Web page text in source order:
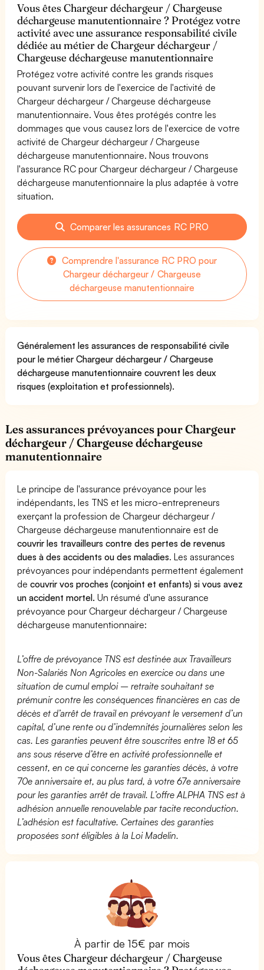
Vous êtes Chargeur déchargeur / Chargeuse
déchargeuse manutentionnaire ? Protégez votre
activité avec une assurance responsabilité civile
dédiée au métier de Chargeur déchargeur /
Chargeuse déchargeuse manutentionnaire
Protégez votre activité contre les grands risques
pouvant survenir lors de l'exercice de l'activité de
Chargeur déchargeur / Chargeuse déchargeuse
manutentionnaire. Vous êtes protégés contre les
dommages que vous causez lors de l'exercice de votre
activité de Chargeur déchargeur / Chargeuse
déchargeuse manutentionnaire. Nous trouvons
l'assurance RC pour Chargeur déchargeur / Chargeuse
déchargeuse manutentionnaire la plus adaptée à votre
situation.
Comparer les assurances RC PRO
Comprendre l'assurance RC PRO pour
Chargeur déchargeur / Chargeuse
déchargeuse manutentionnaire
Généralement les assurances de responsabilité civile
pour le métier Chargeur déchargeur / Chargeuse
déchargeuse manutentionnaire couvrent les deux
risques (exploitation et professionnels).
Les assurances prévoyances pour Chargeur
déchargeur / Chargeuse déchargeuse
manutentionnaire
Le principe de l'assurance prévoyance pour les
indépendants, les TNS et les micro-entrepreneurs
exerçant la profession de Chargeur déchargeur /
Chargeuse déchargeuse manutentionnaire est de
couvrir les travailleurs contre des pertes de revenus
dues à des accidents ou des maladies. Les assurances
prévoyances pour indépendants permettent également
decouvrir vos proches (conjoint et enfants) si vous avez
un accident mortel. Un résumé d'une assurance
prévoyance pour Chargeur déchargeur / Chargeuse
déchargeuse manutentionnaire:
L’offre de prévoyance TNS est destinée aux Travailleurs
Non-Salariés Non Agricoles en exercice ou dans une
situation de cumul emploi – retraite souhaitant se
prémunir contre les conséquences financières en cas de
décès et d’arrêt de travail en prévoyant le versement d’un
capital, d’une rente ou d’indemnités journalières selon les
cas. Les garanties peuvent être souscrites entre 18 et 65
ans sous réserve d’être en activité professionnelle et
cessent, en ce qui concerne les garanties décès, à votre
70e anniversaire et, au plus tard, à votre 67e anniversaire
pour les garanties arrêt de travail. L’offre ALPHA TNS est à
adhésion annuelle renouvelable par tacite reconduction.
L’adhésion est facultative. Certaines des garanties
proposées sont éligibles à la Loi Madelin.
À partir de 15€ par mois
Vous êtes Chargeur déchargeur / Chargeuse